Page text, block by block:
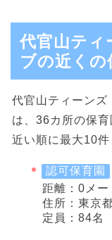
代官山ティ
ブの近くの
代官山ティーンズ
は、36カ所の保育
近い順に最大10件
認可保育園
距離：0メー
住所：東京
定員：84名